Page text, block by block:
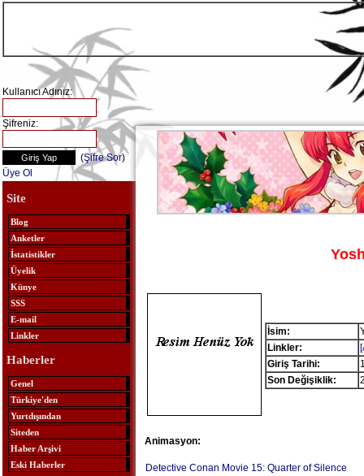
Kullanıcı Adınız:
Şifreniz:
(Şifre Sor)
Üye Ol
Site
Blog
Anketler
İstatistikler
Üyelik
Künye
SSS
E-mail
Linkler
Haberler
Genel
Türkiye'den
Yurtdışından
Siteden
Haber Arşivi
Eski Haberler
İsim:
Linkler:
Giriş Tarihi:
Son Değişiklik:
Animasyon:
Detective Conan Movie 15: Quarter of Silence